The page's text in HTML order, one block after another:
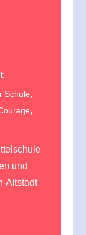
Schule,
,
und
Altstadt